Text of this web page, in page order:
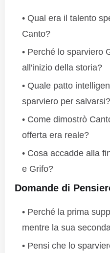
Qual era il talento
Canto?
Perché lo sparviero
all'inizio della storia?
Quale patto
sparviero per salvarsi?
Come dimostrò
offerta era reale?
Cosa accadde alla
e Grifo?
Domande di
Perché la prima
mentre la sua
Pensi che lo